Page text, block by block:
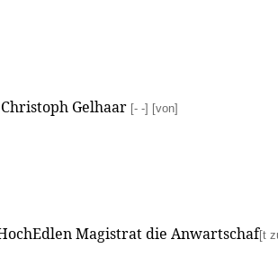
Gelhaar [- -] [von]
Magistrat die Anwartschaf[t